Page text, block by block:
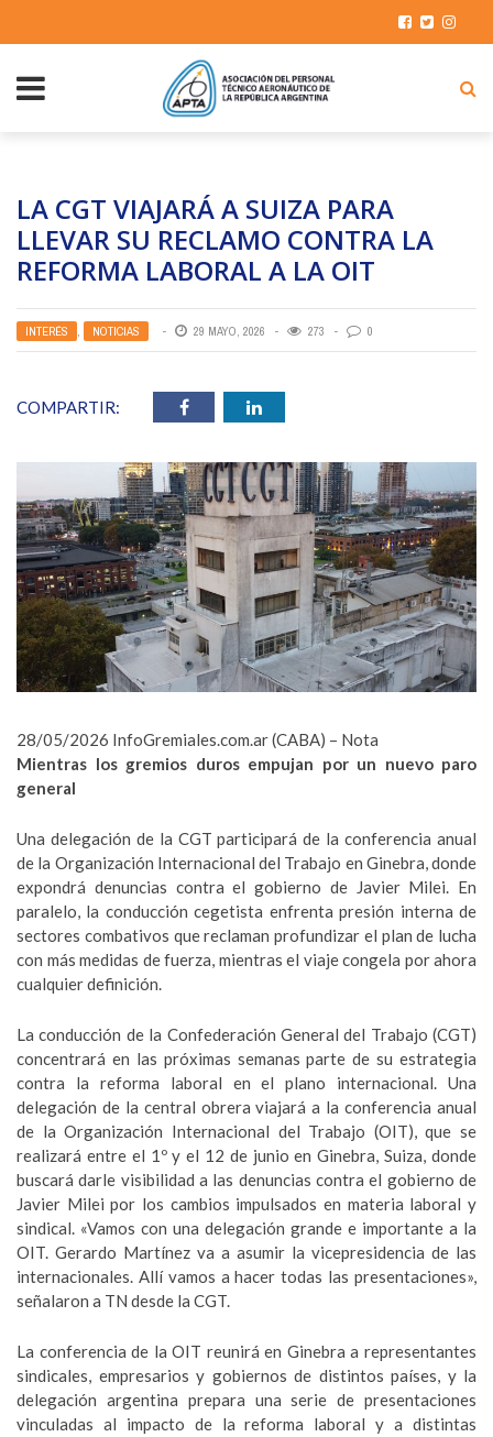
LA CGT VIAJARÁ A SUIZA PARA
LLEVAR SU RECLAMO CONTRA LA
REFORMA LABORAL A LA OIT
INTERÉS , NOTICIAS 29 MAYO, 2026 273 0
COMPARTIR:
28/05/2026 InfoGremiales.com.ar(CABA) – Nota
Mientras los gremios duros empujan por un nuevo paro
general
Una delegación de la CGT participará de la conferencia anual
de la Organización Internacional del Trabajo en Ginebra, donde
expondrá denuncias contra el gobierno de Javier Milei. En
paralelo, la conducción cegetista enfrenta presión interna de
sectores combativos que reclaman profundizar el plan de lucha
con más medidas de fuerza, mientras el viaje congela por ahora
cualquier definición.
La conducción de la Confederación General del Trabajo (CGT)
concentrará en las próximas semanas parte de su estrategia
contra la reforma laboral en el plano internacional. Una
delegación de la central obrera viajará a la conferencia anual
de la Organización Internacional del Trabajo (OIT), que se
realizará entre el 1º y el 12 de junio en Ginebra, Suiza, donde
buscará darle visibilidad a las denuncias contra el gobierno de
Javier Milei por los cambios impulsados en materia laboral y
sindical. «Vamos con una delegación grande e importante a la
OIT. Gerardo Martínez va a asumir la vicepresidencia de las
internacionales. Allí vamos a hacer todas las presentaciones»,
señalaron a TN desde la CGT.
La conferencia de la OIT reunirá en Ginebra a representantes
sindicales, empresarios y gobiernos de distintos países, y la
delegación argentina prepara una serie de presentaciones
vinculadas al impacto de la reforma laboral y a distintas